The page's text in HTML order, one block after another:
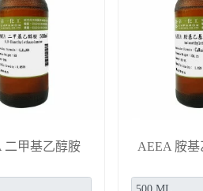
二甲基乙醇胺 AEEA 胺